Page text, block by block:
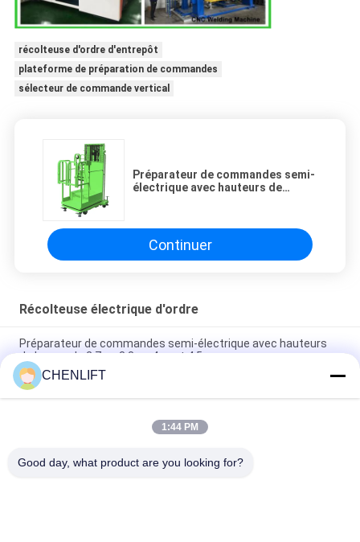
récolteuse d'ordre d'entrepôt
plateforme de préparation de commandes
sélecteur de commande vertical
Préparateur de commandes semi-
électrique avec hauteurs de
Continuer
Récolteuse électrique d'ordre
Préparateur de commandes semi-électrique avec hauteurs
de levage de 2,7 m, 3,3 m, 4 m et 4,5 m
Modèle de FSEP auto-propulsé électrique complet Aerial Order
Picker Couleur personnalisée
Élévateur de commandes aérien automoteur entièrement
CHENLIFT
1:44 PM
Good day, what product are you looking for?